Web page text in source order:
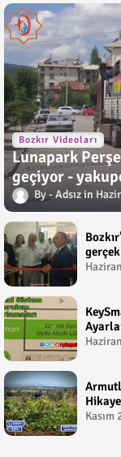
Bozkır Videoları
Lunapark
geçiyor -
Adsız
Çetin
Kasım